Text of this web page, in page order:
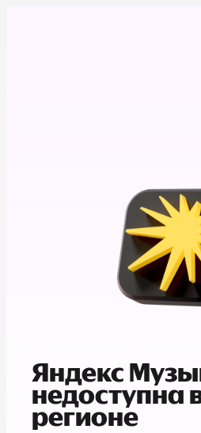
Яндекс
недоступна
регионе